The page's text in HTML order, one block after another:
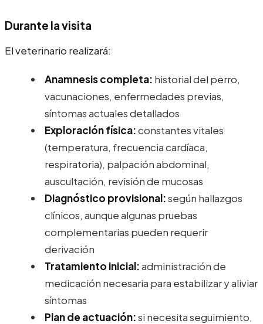
Durante la visita
El veterinario realizará:
Anamnesis completa: historial del perro,
vacunaciones, enfermedades previas,
síntomas actuales detallados
Exploración física:constantes vitales
(temperatura, frecuencia cardíaca,
respiratoria), palpación abdominal,
auscultación, revisión de mucosas
Diagnóstico provisional:según hallazgos
clínicos, aunque algunas pruebas
complementarias pueden requerir
derivación
Tratamiento inicial:administración de
medicación necesaria para estabilizar y aliviar
síntomas
Plan de actuación:si necesita seguimiento,